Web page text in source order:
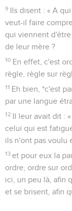
9 Ils disent : « A
veut-il faire
qui viennent
de leur mère ?
10 En effet, c'est
règle, règle sur
11 Eh bien, *c'est
par une langue
12 Il leur avait dit :
celui qui est
ils n'ont pas voulu
13 et pour eux la
ordre, ordre sur
ici, un peu là, afin
et se brisent, afin